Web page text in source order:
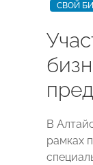
СВОЙ
В
рамках